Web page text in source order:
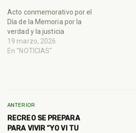
Acto conmemorativo por el
Día de la Memoria por la
verdad y la justicia
19 marzo, 2026
En "NOTICIAS"
ANTERIOR
RECREO SE PREPARA
PARA VIVIR “YO VI TU